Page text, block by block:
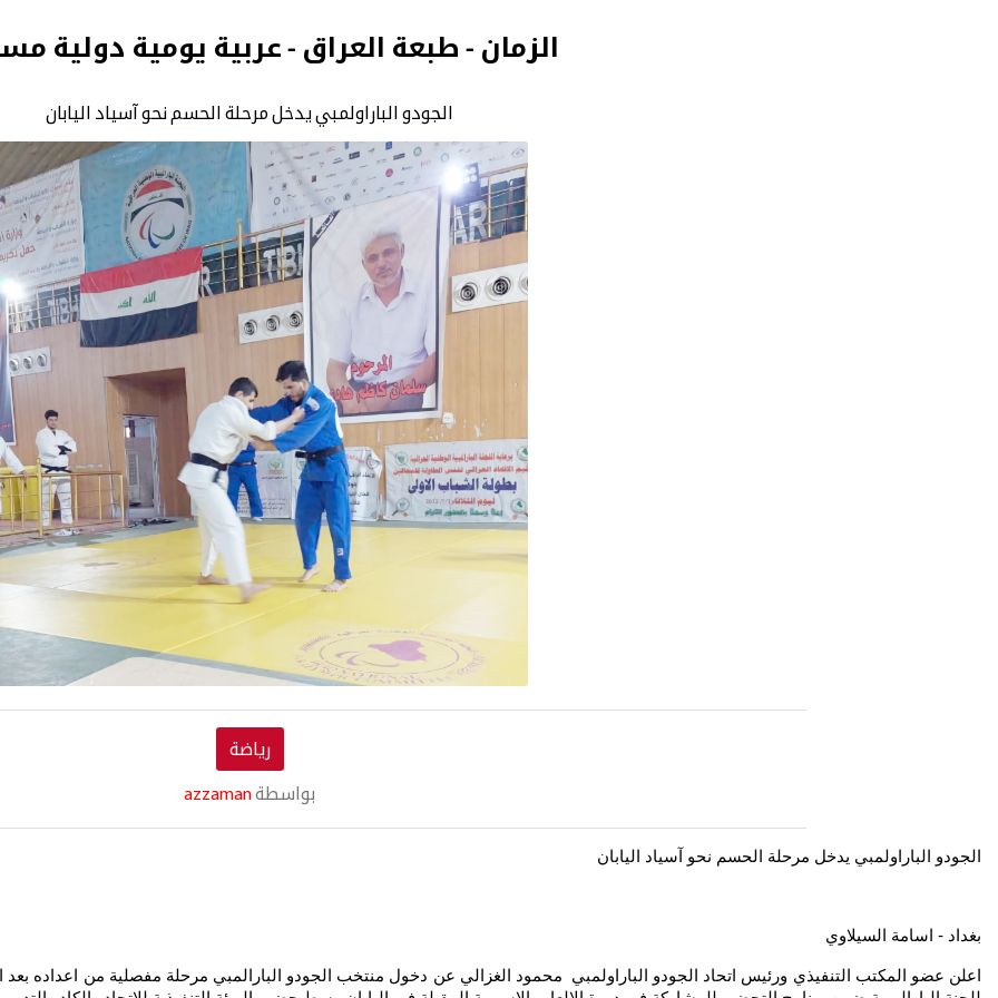
الزمان - طبعة العراق - عربية يومية دولية
الجودو الباراولمبي يدخل مرحلة الحسم نحو آسياد اليابان
رياضة
بواسطةazzaman
الجودو الباراولمبي يدخل مرحلة الحسم نحو آسياد اليابان
بغداد - اسامة السيلاوي
اعلن عضو المكتب التنفيذي ورئيس اتحاد الجودو الباراولمبي محمود الغزالي عن دخول منتخب الجودو البارالمبي مرحلة مفصلية من اعداده بعد